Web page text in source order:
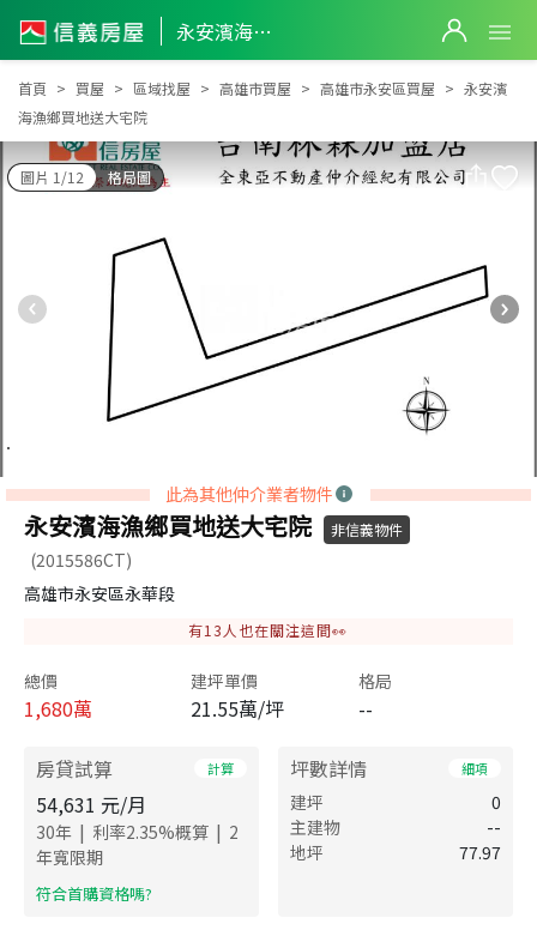
永安濱海漁鄉買地送大宅院
永安濱海漁鄉買地送大宅院
首頁 買屋 區域找屋 高雄市買屋 高雄市永安區買屋
永安濱
海漁鄉買地送大宅院
圖片 1/12 格局圖
此為其他仲介業者物件
永安濱海漁鄉買地送大宅院 非信義物件
(2015586CT)
高雄市永安區永華段
有13 人也在關注這間👀
總價
1,680萬
建坪單價
21.55萬/坪
格局
--
房貸試算 計算
54,631 元/月
30年 | 利率2.35%概算 | 2
年寬限期
​符合首購資格嗎?
坪數詳情 細項
建坪
0
主建物
--
地坪
77.97